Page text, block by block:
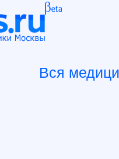
Вся